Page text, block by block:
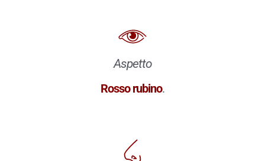
Aspetto
Rosso rubino.